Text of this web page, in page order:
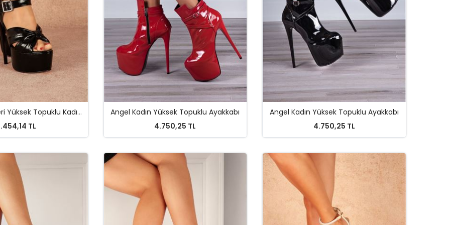
Amor Siyah Deri Yüksek Topuklu Kadın Ayakkabı
TL
Angel Kadın Yüksek Topuklu Ayakkabı
4.750,25 TL
Angel Kadın Yüksek Topuklu Ayakkabı
4.750,25 TL